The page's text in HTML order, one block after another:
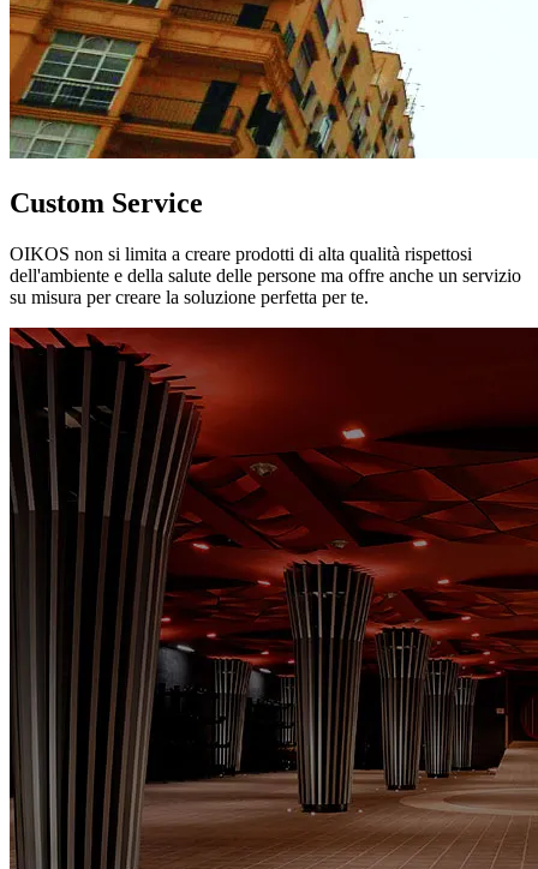
Custom Service
OIKOS non si limita a creare prodotti di alta qualità rispettosi
dell'ambiente e della salute delle persone ma offre anche un servizio
su misura per creare la soluzione perfetta per te.